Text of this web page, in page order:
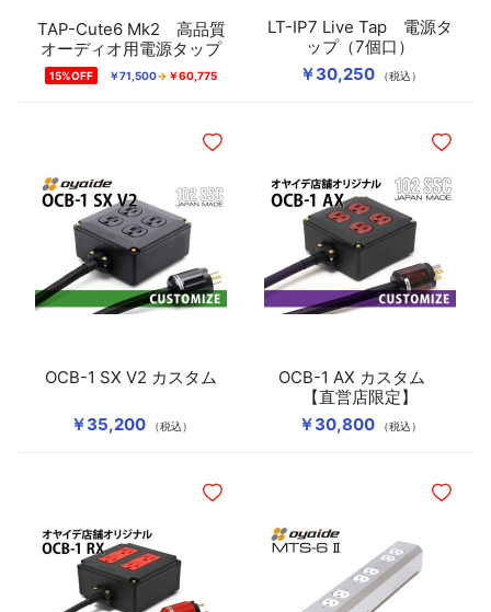
ワイヤレスケーブル
15%OFF ￥71,500 ￥60,775
TAP-Cute6 Mk2 高品質
オーディオ用電源タップ
￥30,250 （税込）
LT-IP7 Live Tap 電源タ
ップ（7個口）
￥35,200 （税込）
OCB-1 SX V2 カスタム
ほしいものリストに追加
￥30,800 （税込）
OCB-1 AX カスタム
【直営店限定】
ほしい
ほしいものリストに追加 ほしい